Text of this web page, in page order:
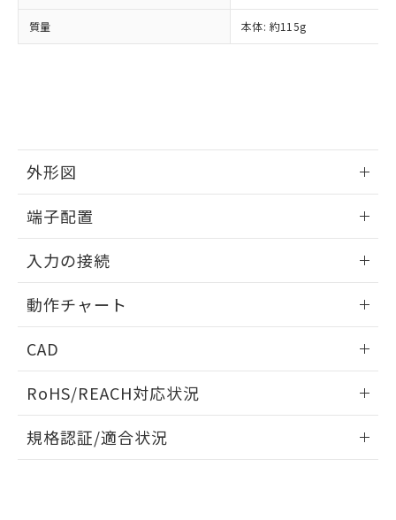
質量 本体: 約115g
外形図
端子配置
入力の接続
動作チャート
CAD
ドすることができます。
ログイン/会員登録
RoHS/REACH対応状況
H5CX-A11S-NのRoHS対応状況については、営業部門もしく
規格認証/適合状況